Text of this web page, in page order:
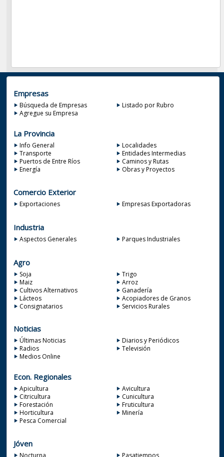
Empresas
Búsqueda de Empresas
Listado por Rubro
Agregue su Empresa
La Provincia
Info General
Localidades
Transporte
Entidades Intermedias
Puertos de Entre Ríos
Caminos y Rutas
Energía
Obras y Proyectos
Comercio Exterior
Exportaciones Empresas Exportadoras
Industria
Aspectos Generales Parques Industriales
Agro
Soja
Trigo
Maiz
Arroz
Cultivos Alternativos
Ganadería
Lácteos
Acopiadores de Granos
Consignatarios
Servicios Rurales
Noticias
Últimas Noticias
Diarios y Periódicos
Radios
Televisión
Medios Online
Econ. Regionales
Apicultura
Avicultura
Citricultura
Cunicultura
Forestación
Fruticultura
Horticultura
Minería
Pesca Comercial
Jóven
Nocturna Pasatiempos